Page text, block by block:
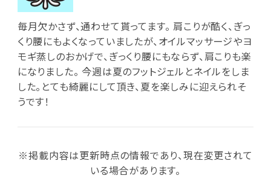
毎月欠かさず、通わせて貰ってます。 肩こりが酷く、ぎっ
くり腰にもよくなっていましたが、オイルマッサージやヨ
モギ蒸しのおかげで、ぎっくり腰にもならず、肩こりも楽
になりました。 今週は夏のフットジェルとネイルをしま
した。とても綺麗にして頂き、夏を楽しみに迎えられそ
うです！
※掲載内容は更新時点の情報であり、現在変更されて
いる場合があります。